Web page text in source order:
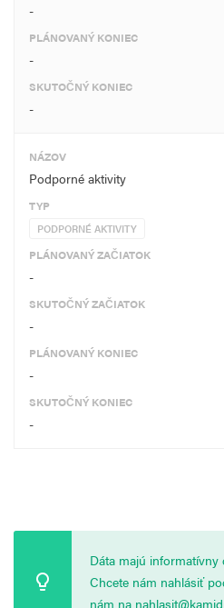
-
PLÁNOVANÝ KONIEC
-
SKUTOČNÝ KONIEC
-
NÁZOV
Podporné aktivity
TYP
PODPORNÉ AKTIVITY
PLÁNOVANÝ ZAČIATOK
-
SKUTOČNÝ ZAČIATOK
-
PLÁNOVANÝ KONIEC
-
SKUTOČNÝ KONIEC
-
Dáta majú informatívny
Chcete nám nahlásiť
nám na